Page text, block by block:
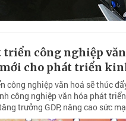
triển công nghiệp văn
cho phát triển
công nghiệp văn hoá sẽ thúc
công nghiệp văn hóa phát
trưởng GDP, nâng cao sức